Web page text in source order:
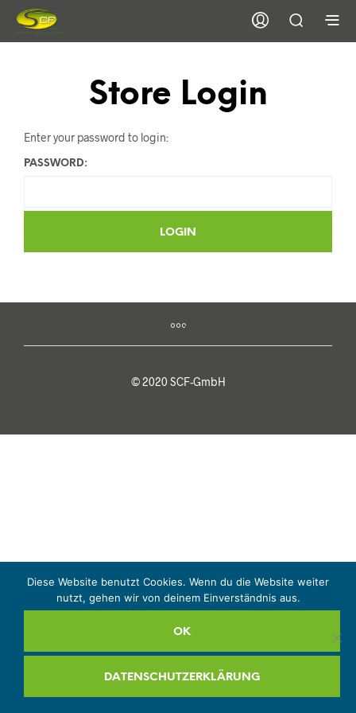
Store Login
Enter your password to login:
PASSWORD:
© 2020 SCF-GmbH
Diese Website benutzt Cookies. Wenn du die Website weiter
nutzt, gehen wir von deinem Einverständnis aus.
OK
DATENSCHUTZERKLÄRUNG